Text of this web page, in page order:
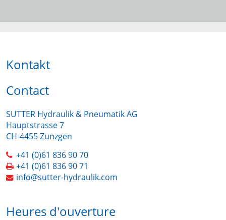
Kontakt
Contact
SUTTER Hydraulik & Pneumatik AG
Hauptstrasse 7
CH-4455 Zunzgen
+41 (0)61 836 90 70
+41 (0)61 836 90 71
info@sutter-hydraulik.com
Heures d'ouverture